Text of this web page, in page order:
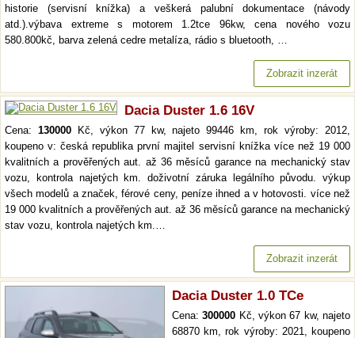
historie (servisní knížka) a veškerá palubní dokumentace (návody
atd.).výbava extreme s motorem 1.2tce 96kw, cena nového vozu
580.800kč, barva zelená cedre metalíza, rádio s bluetooth, …
Zobrazit inzerát
Dacia Duster 1.6 16V
Cena: 130000Kč, výkon 77 kw, najeto 99446 km, rok výroby: 2012,
koupeno v: česká republika první majitel servisní knížka více než 19 000
kvalitních a prověřených aut. až 36 měsíců garance na mechanický stav
vozu, kontrola najetých km. doživotní záruka legálního původu. výkup
všech modelů a značek, férové ceny, peníze ihned a v hotovosti. více než
19 000 kvalitních a prověřených aut. až 36 měsíců garance na mechanický
stav vozu, kontrola najetých km.…
Zobrazit inzerát
Dacia Duster 1.0 TCe
Cena:300000 Kč, výkon 67 kw, najeto
68870 km, rok výroby: 2021, koupeno